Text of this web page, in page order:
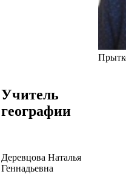
Учитель
географии
Деревцова Наталья
Геннадьевна